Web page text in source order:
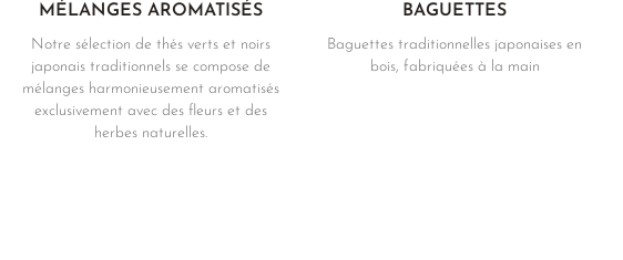
MÉLANGES AROMATISÉS
Notre sélection de thés verts et noirs
japonais traditionnels se compose de
mélanges harmonieusement aromatisés
exclusivement avec des fleurs et des
herbes naturelles.
BAGUETTES
Baguettes traditionnelles japonaises en
bois, fabriquées à la main